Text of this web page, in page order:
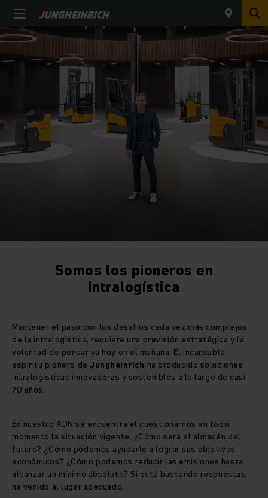
Somos los pioneros en
intralogística
Mantener el paso con los desafíos cada vez más complejos
de la intralogística, requiere una previsión estratégica y la
voluntad de pensar ya hoy en el mañana. El incansable
espíritu pionero deJungheinrich ha producido soluciones
intralogísticas innovadoras y sostenibles a lo largo de casi
70 años.
En nuestro ADN se encuentra el cuestionarnos en todo
momento la situación vigente. ¿Cómo será el almacén del
futuro? ¿Cómo podemos ayudarle a lograr sus objetivos
económicos? ¿Cómo podemos reducir las emisiones hasta
alcanzar un mínimo absoluto? Si está buscando respuestas,
ha venido al lugar adecuado.